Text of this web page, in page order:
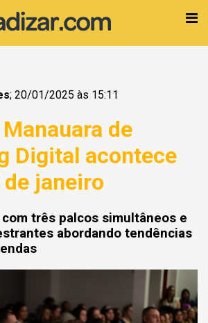
; 20/01/2025 às 15:11
de
Digital acontece
janeiro
três palcos simultâneos e
abordando tendências